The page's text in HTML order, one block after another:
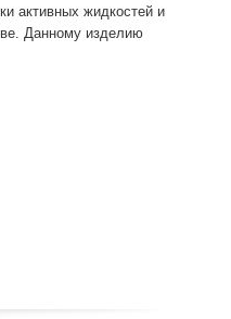
активных жидкостей и
Данному изделию